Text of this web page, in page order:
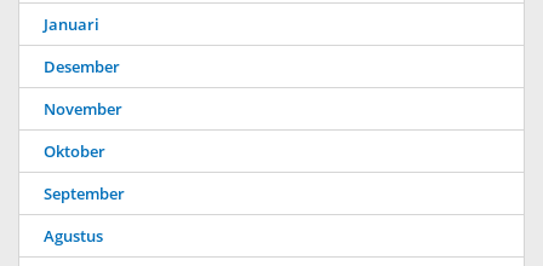
Januari
Desember
November
Oktober
September
Agustus